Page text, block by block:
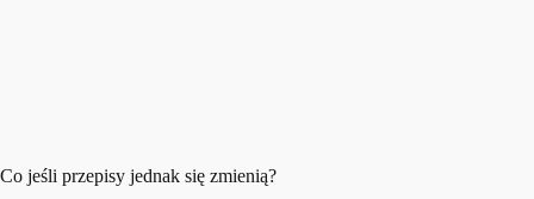
Co jeśli przepisy jednak się zmienią?